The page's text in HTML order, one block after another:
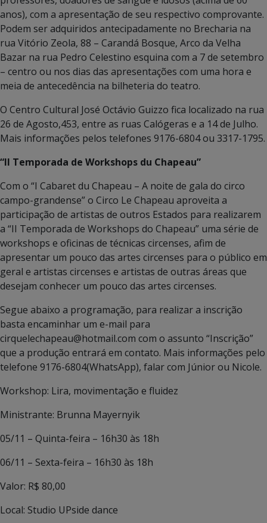
anos), com a apresentação de seu respectivo comprovante.
Podem ser adquiridos antecipadamente no Brecharia na
rua Vitório Zeola, 88 – Carandá Bosque, Arco da Velha
Bazar na rua Pedro Celestino esquina com a 7 de setembro
– centro ou nos dias das apresentações com uma hora e
meia de antecedência na bilheteria do teatro.
O Centro Cultural José Octávio Guizzo fica localizado na rua
26 de Agosto,453, entre as ruas Calógeras e a 14 de Julho.
Mais informações pelos telefones 9176-6804 ou 3317-1795.
“II Temporada de Workshops du Chapeau”
Com o “I Cabaret du Chapeau – A noite de gala do circo
campo-grandense” o Circo Le Chapeau aproveita a
participação de artistas de outros Estados para realizarem
a “II Temporada de Workshops do Chapeau” uma série de
workshops e oficinas de técnicas circenses, afim de
apresentar um pouco das artes circenses para o público em
geral e artistas circenses e artistas de outras áreas que
desejam conhecer um pouco das artes circenses.
Segue abaixo a programação, para realizar a inscrição
basta encaminhar um e-mail para
cirquelechapeau@hotmail.com com o assunto “Inscrição”
que a produção entrará em contato. Mais informações pelo
telefone 9176-6804(WhatsApp), falar com Júnior ou Nicole.
Workshop: Lira, movimentação e fluidez
Ministrante: Brunna Mayernyik
05/11 – Quinta-feira – 16h30 às 18h
06/11 – Sexta-feira – 16h30 às 18h
Valor: R$ 80,00
Local: Studio UPside dance